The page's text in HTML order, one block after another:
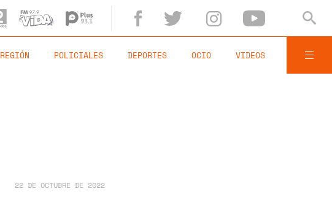
REGIÓN POLICIALES DEPORTES OCIO VIDEOS
22 DE OCTUBRE DE 2022